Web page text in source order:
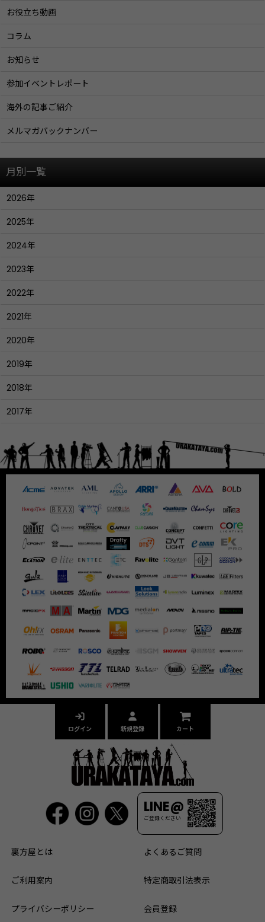
お役立ち動画
コラム
お知らせ
参加イベントレポート
海外の記事ご紹介
メルマガバックナンバー
月別一覧
2026年
2025年
2024年
2023年
2022年
2021年
2020年
2019年
2018年
2017年
LINE@
ご登録ください
ログイン 新規登録 カート
裏方屋とは よくあるご質問
ご利用案内 特定商取引法表示
プライバシーポリシー 会員登録